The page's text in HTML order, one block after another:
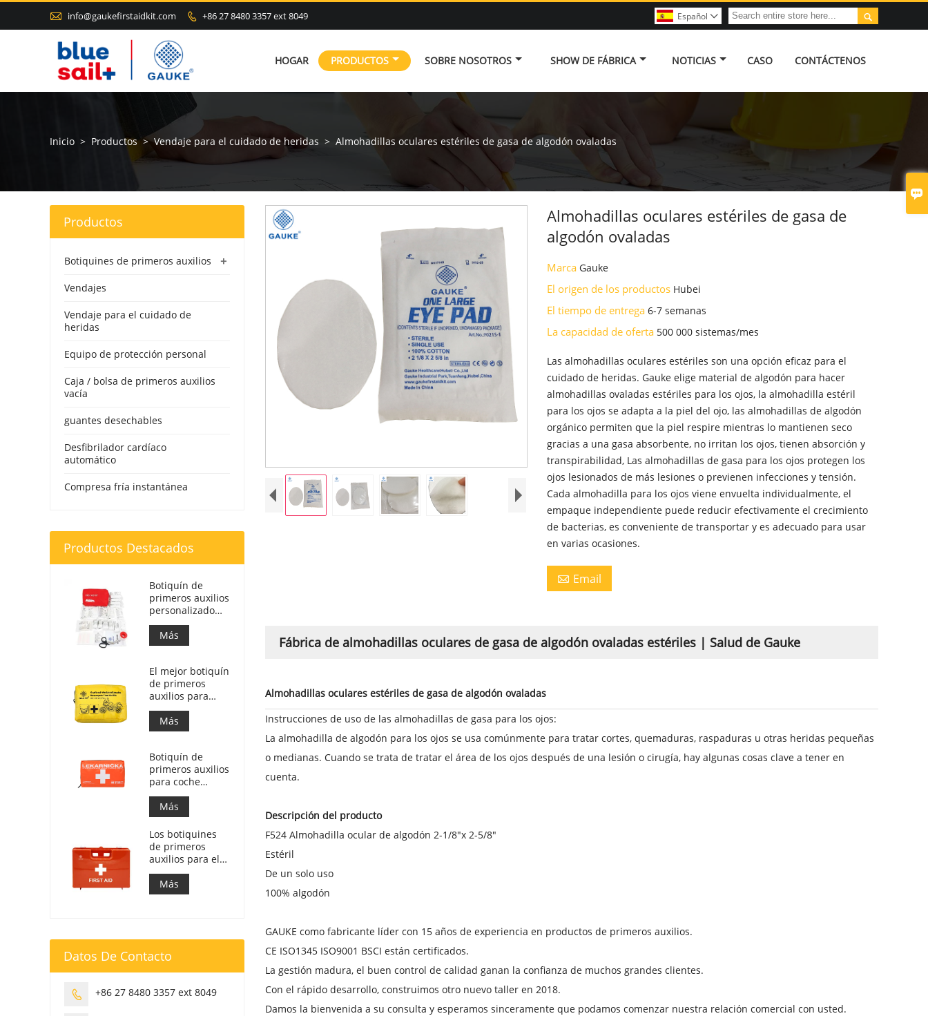

 info@gaukefirstaidkit.com  +86 27 8480 3357 ext 8049 
Español 
HOGAR PRODUCTOS SOBRE NOSOTROS SHOW DE FÁBRICA NOTICIAS CASO CONTÁCTENOS
Inicio > Productos > Vendaje para el cuidado de heridas > Almohadillas oculares estériles de gasa de algodón ovaladas
Almohadillas oculares estériles de gasa de
algodón ovaladas
MarcaGauke
El origen de los productos Hubei
El tiempo de entrega6-7 semanas
La capacidad de oferta 500 000 sistemas/mes
Las almohadillas oculares estériles son una opción eficaz para el
cuidado de heridas. Gauke elige material de algodón para hacer
almohadillas ovaladas estériles para los ojos, la almohadilla estéril
para los ojos se adapta a la piel del ojo, las almohadillas de algodón
orgánico permiten que la piel respire mientras lo mantienen seco
gracias a una gasa absorbente, no irritan los ojos, tienen absorción y
transpirabilidad, Las almohadillas de gasa para los ojos protegen los
ojos lesionados de más lesiones o previenen infecciones y tensión.
Cada almohadilla para los ojos viene envuelta individualmente, el
empaque independiente puede reducir efectivamente el crecimiento
de bacterias, es conveniente de transportar y es adecuado para usar
en varias ocasiones.
 Email
Fábrica de almohadillas oculares de gasa de algodón ovaladas estériles | Salud de Gauke
Almohadillas oculares estériles de gasa de algodón ovaladas
Instrucciones de uso de las almohadillas de gasa para los ojos:
La almohadilla de algodón para los ojos se usa comúnmente para tratar cortes, quemaduras, raspaduras u otras heridas pequeñas
o medianas. Cuando se trata de tratar el área de los ojos después de una lesión o cirugía, hay algunas cosas clave a tener en
cuenta.
Descripción del producto
F524 Almohadilla ocular de algodón 2-1/8"x 2-5/8"
Estéril
De un solo uso
100% algodón
GAUKE como fabricante líder con 15 años de experiencia en productos de primeros auxilios.
CE ISO1345 ISO9001 BSCI están certificados.
La gestión madura, el buen control de calidad ganan la confianza de muchos grandes clientes.
Con el rápido desarrollo, construimos otro nuevo taller en 2018.
Damos la bienvenida a su consulta y esperamos sinceramente que podamos comenzar nuestra relación comercial con usted.
Productos
+
Botiquines de primeros auxilios
Vendajes
Vendaje para el cuidado de
heridas
Equipo de protección personal
Caja / bolsa de primeros auxilios
vacía
guantes desechables
Desfibrilador cardíaco
automático
Compresa fría instantánea
Productos Destacados
Botiquín de
primeros auxilios
personalizado
Bolsa de
respuesta
médica para
Más
El mejor botiquín
de primeros
auxilios para
motocicletas de
aventura para
motociclistas
Más
Botiquín de
primeros auxilios
para coche
eslovaco. Cumple
con la MZ SR
č.143/2009
Más
Los botiquines
de primeros
auxilios para el
trabajo en Italia
cumplen con el
DM 388 del
Más
Datos De Contacto
 +86 27 8480 3357 ext 8049